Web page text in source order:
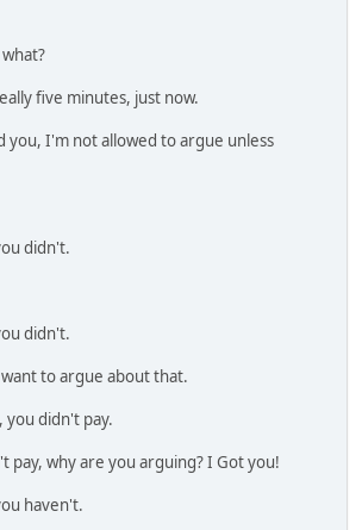
five minutes, just now.
you, I'm not allowed to argue unless
didn't.
didn't.
to argue about that.
you didn't pay.
pay, why are you arguing? I Got you!
haven't.